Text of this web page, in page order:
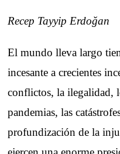
Recep Tayyip Erdoğan
El mundo lleva largo
incesante a crecientes
conflictos, la ilegalidad,
pandemias, las
profundización de la